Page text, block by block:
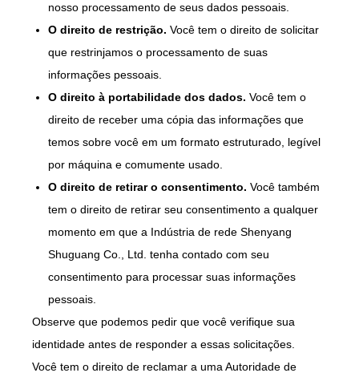
nosso processamento de seus dados pessoais.
O direito de restrição. Você tem o direito de solicitar
que restrinjamos o processamento de suas
informações pessoais.
O direito à portabilidade dos dados. Você tem o
direito de receber uma cópia das informações que
temos sobre você em um formato estruturado, legível
por máquina e comumente usado.
O direito de retirar o consentimento. Você também
tem o direito de retirar seu consentimento a qualquer
momento em que a Indústria de rede Shenyang
Shuguang Co., Ltd. tenha contado com seu
consentimento para processar suas informações
pessoais.
Observe que podemos pedir que você verifique sua
identidade antes de responder a essas solicitações.
Você tem o direito de reclamar a uma Autoridade de